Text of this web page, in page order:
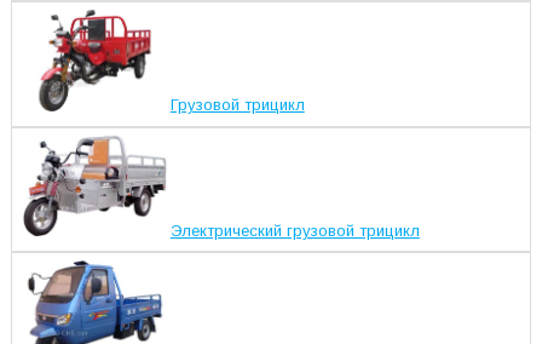
Грузовой трицикл
Электрический грузовой трицикл